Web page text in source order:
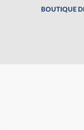
BOUTIQUE